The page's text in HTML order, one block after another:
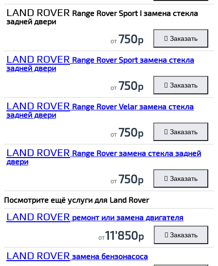
LAND ROVER Range Rover Sport I замена стекла
задней двери
от 750р Заказать
LAND ROVER Range Rover Sport замена стекла
задней двери
от 750р Заказать
LAND ROVER Range Rover Velar замена стекла
задней двери
от 750р Заказать
LAND ROVER Range Rover замена стекла задней
двери
от 750р Заказать
Посмотрите ещё услуги для Land Rover
LAND ROVER ремонт или замена двигателя
от11'850р Заказать
LAND ROVER замена бензонасоса